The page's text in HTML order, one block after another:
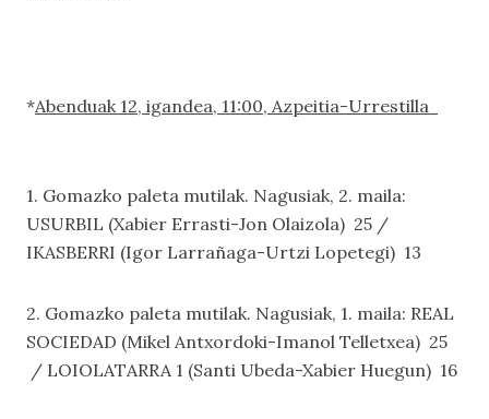
*Abenduak 12, igandea, 11:00, Azpeitia-Urrestilla
1. Gomazko paleta mutilak. Nagusiak, 2. maila:
USURBIL (Xabier Errasti-Jon Olaizola) 25 /
IKASBERRI (Igor Larrañaga-Urtzi Lopetegi) 13
2. Gomazko paleta mutilak. Nagusiak, 1. maila: REAL
SOCIEDAD (Mikel Antxordoki-Imanol Telletxea) 25
/ LOIOLATARRA 1 (Santi Ubeda-Xabier Huegun) 16